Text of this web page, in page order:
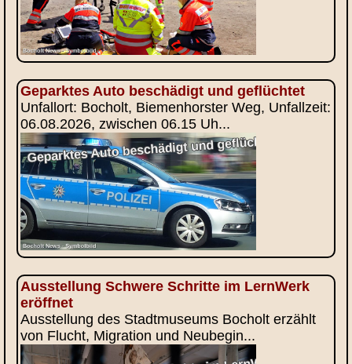
Geparktes Auto beschädigt und geflüchtet
Unfallort: Bocholt, Biemenhorster Weg, Unfallzeit:
06.08.2026, zwischen 06.15 Uh...
Ausstellung Schwere Schritte im LernWerk
eröffnet
Ausstellung des Stadtmuseums Bocholt erzählt
von Flucht, Migration und Neubegin...